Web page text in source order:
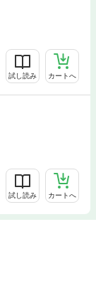
試し読み カートへ
試し読み カートへ